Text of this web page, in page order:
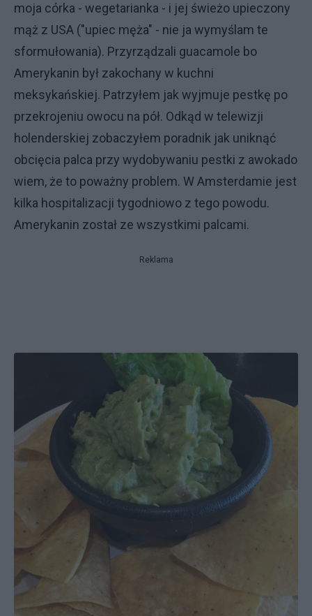
moja córka - wegetarianka - i jej świeżo upieczony
mąż z USA ("upiec męża" - nie ja wymyślam te
sformułowania). Przyrządzali guacamole bo
Amerykanin był zakochany w kuchni
meksykańskiej. Patrzyłem jak wyjmuje pestkę po
przekrojeniu owocu na pół. Odkąd w telewizji
holenderskiej zobaczyłem poradnik jak uniknąć
obcięcia palca przy wydobywaniu pestki z awokado
wiem, że to poważny problem. W Amsterdamie jest
kilka hospitalizacji tygodniowo z tego powodu.
Amerykanin został ze wszystkimi palcami.
Reklama